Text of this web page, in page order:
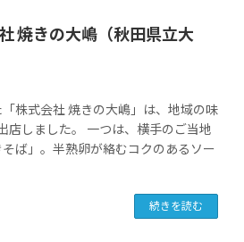
焼きの大嶋（秋田県立大
株式会社 焼きの大嶋」は、地域の味
店しました。 一つは、横手のご当地
ば」。半熟卵が絡むコクのあるソー
続きを読む